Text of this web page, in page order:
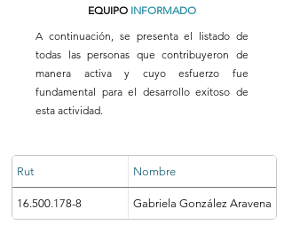
EQUIPO INFORMADO
A continuación, se presenta el listado de
todas las personas que contribuyeron de
manera activa y cuyo esfuerzo fue
fundamental para el desarrollo exitoso de
esta actividad.
Rut Nombre
16.500.178-8 Gabriela González Aravena